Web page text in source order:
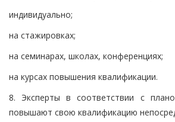
индивидуально;
на стажировках;
на семинарах, школах, конференциях;
на курсах повышения квалификации.
8. Эксперты в соответствии с
повышают свою квалификацию